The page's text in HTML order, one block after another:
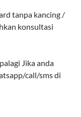
tanpa kancing /
konsultasi
Jika anda
call/sms di